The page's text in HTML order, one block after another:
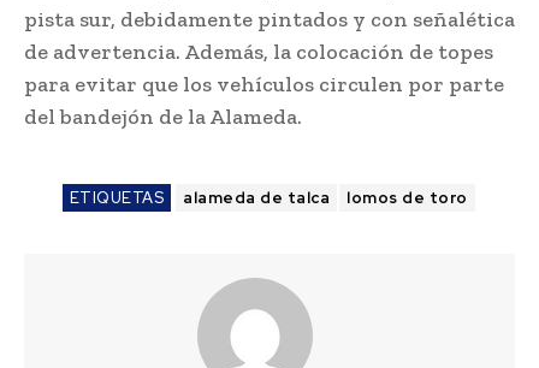
pista sur, debidamente pintados y con señalética
de advertencia. Además, la colocación de topes
para evitar que los vehículos circulen por parte
del bandejón de la Alameda.
ETIQUETAS alameda de talca lomos de toro